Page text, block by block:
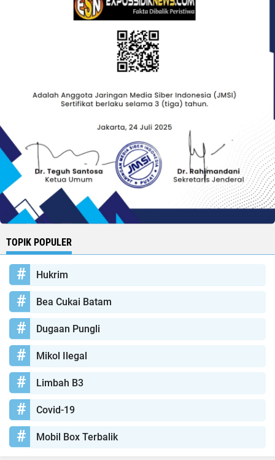
TOPIK POPULER
Hukrim
Bea Cukai Batam
Dugaan Pungli
Mikol Ilegal
Limbah B3
Covid-19
Mobil Box Terbalik